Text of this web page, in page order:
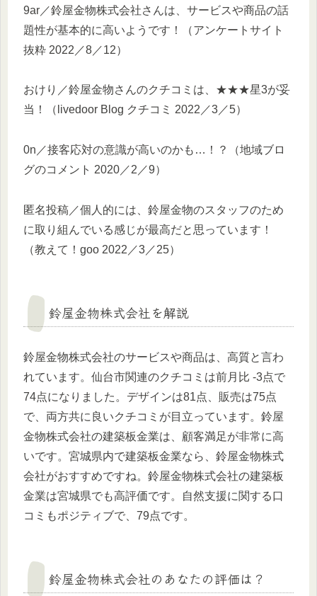
9ar／鈴屋金物株式会社さんは、サービスや商品の話
題性が基本的に高いようです！（アンケートサイト
抜粋 2022／8／12）
おけり／鈴屋金物さんのクチコミは、★★★星3が妥
当！（livedoor Blog クチコミ 2022／3／5）
0n／接客応対の意識が高いのかも…！？（地域ブロ
グのコメント 2020／2／9）
匿名投稿／個人的には、鈴屋金物のスタッフのため
に取り組んでいる感じが最高だと思っています！
（教えて！goo 2022／3／25）
鈴屋金物株式会社を解説
鈴屋金物株式会社のサービスや商品は、高質と言わ
れています。仙台市関連のクチコミは前月比 -3点で
74点になりました。デザインは81点、販売は75点
で、両方共に良いクチコミが目立っています。鈴屋
金物株式会社の建築板金業は、顧客満足が非常に高
いです。宮城県内で建築板金業なら、鈴屋金物株式
会社がおすすめですね。鈴屋金物株式会社の建築板
金業は宮城県でも高評価です。自然支援に関する口
コミもポジティブで、79点です。
鈴屋金物株式会社のあなたの評価は？